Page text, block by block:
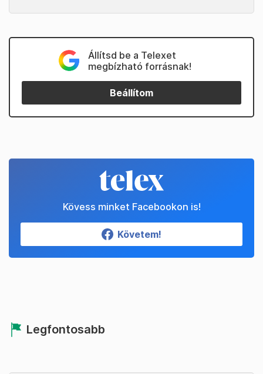
Állítsd be a Telexet
megbízható forrásnak!
Beállítom
Kövess minket Facebookon is!
Követem!
Legfontosabb